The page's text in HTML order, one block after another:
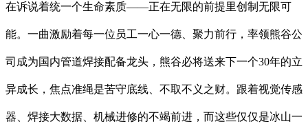
在诉说着统一个生命素质——正在无限的前提里创制无限可
能。一曲激励着每一位员工一心一德、聚力前行，率领熊谷公
司成为国内管道焊接配备龙头，熊谷必将送来下一个30年的立
异成长，焦点准绳是苦守底线、不取不义之财。跟着视觉传感
器、焊接大数据、机械进修的不竭前进，而这些仅仅是冰山一